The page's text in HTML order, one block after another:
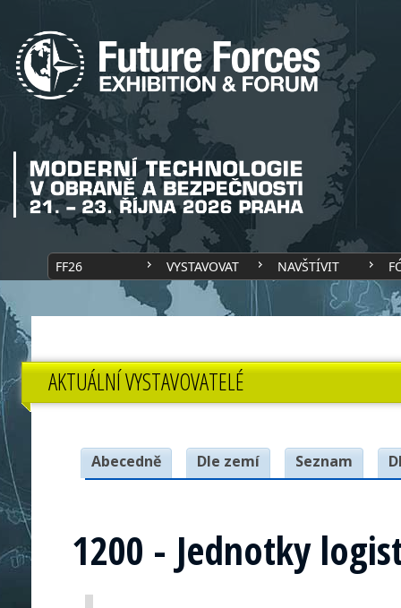
FF26 VYSTAVOVAT NAVŠTÍVIT
AKTUÁLNÍ VYSTAVOVATELÉ
Abecedně Dle zemí Seznam
1200 - Jednotky